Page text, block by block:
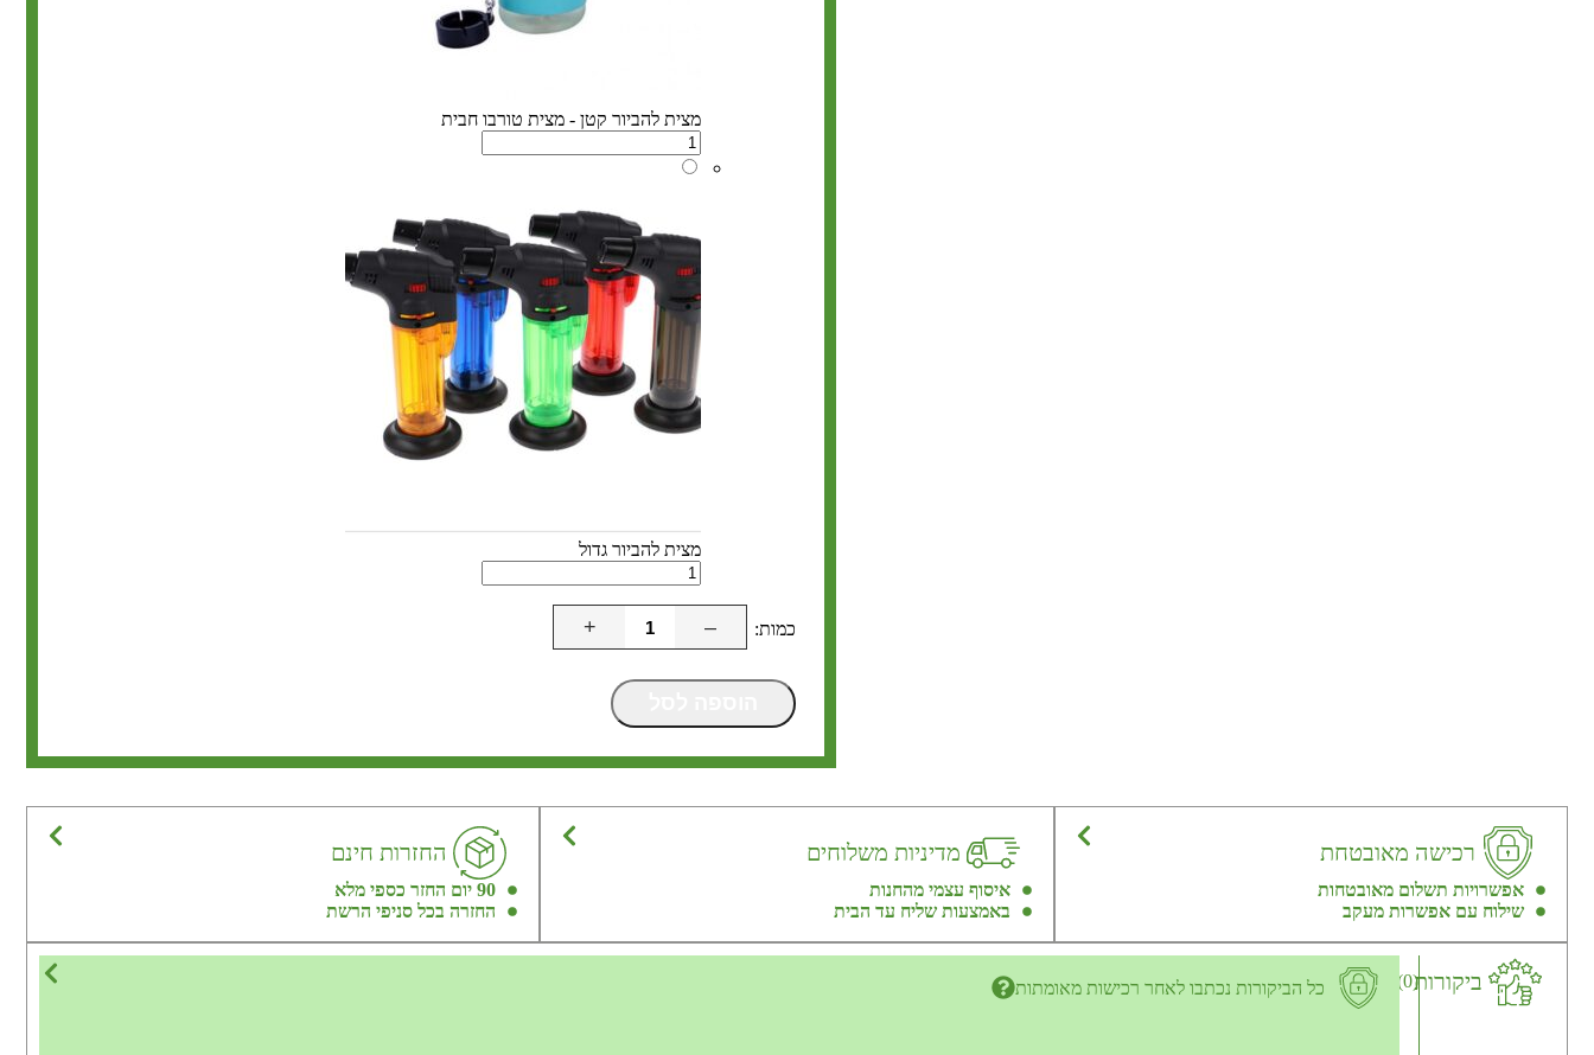
מצית להביור קטן - מצית טורבו חבית
מצית להביור גדול
–
+
רכישה מאובטחת
אפשרויות תשלום מאובטחות
שילוח עם אפשרות מעקב
מדיניות משלוחים
איסוף עצמי מהחנות
באמצעות שליח עד הבית
החזרות חינם
90 יום החזר כספי מלא
החזרה בכל סניפי הרשת
ביקורות(0) כל הביקורות נכתבו לאחר רכישות מאומתות